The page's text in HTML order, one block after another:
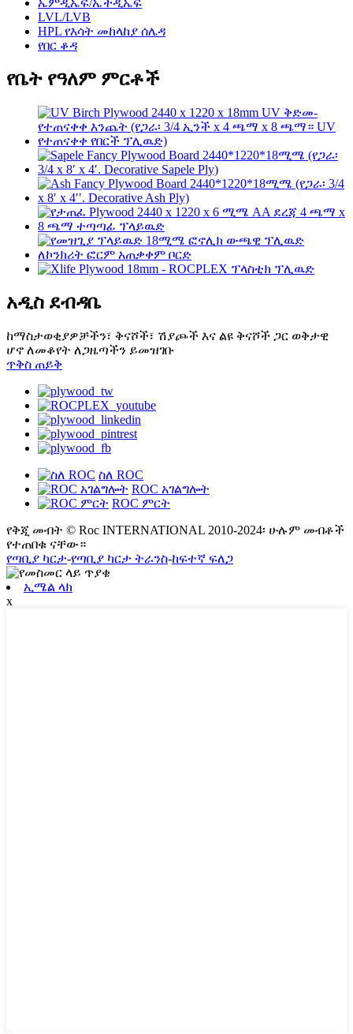
ኤምዲኤፍ/ኤችዲኤፍ
LVL/LVB
HPL የእሳት መከላከያ ሰሌዳ
የበር ቆዳ
የቤት የዓለም ምርቶች
አዲስ ደብዳቤ
ከማስታወቂያዎቻችን፣ ቅናሾች፣ ሽያጮች እና ልዩ ቅናሾች ጋር ወቅታዊ
ሆኖ ለመቆየት ለጋዜጣችን ይመዝገቡ
ጥቅስ ጠይቅ
ስለ ROC
ROC አገልግሎት
ROC ምርት
የቅጂ መብት © Roc INTERNATIONAL 2010-2024፡ ሁሉም መብቶች
የተጠበቁ ናቸው።
የጣቢያ ካርታ-የጣቢያ ካርታ ትራንስ-ከፍተኛ ፍለጋ
ኢሜል ላክ
x